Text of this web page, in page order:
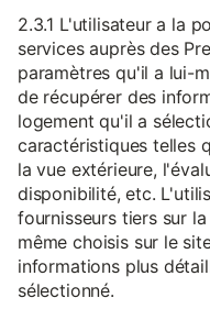
2.3.1 L'utilisateur a la
services auprès des
paramètres qu'il a lui-
de récupérer des
logement qu'il a
caractéristiques telles
la vue extérieure,
disponibilité, etc.
fournisseurs tiers sur
même choisis sur le
informations plus
sélectionné.